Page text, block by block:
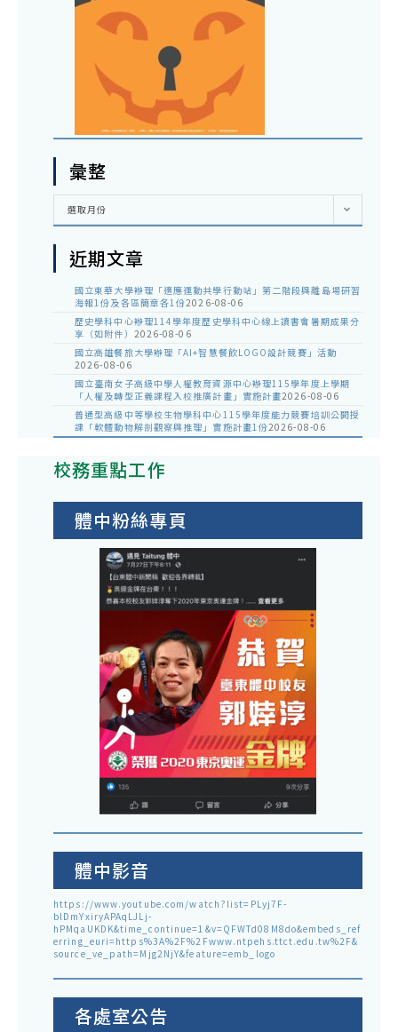
彙整
彙
選取月份
近期文章
國立東華大學辦理「適應運動共學行動站」第二階段與離島場研習
海報1份及各區簡章各1份2026-08-06
歷史學科中心辦理114學年度歷史學科中心線上讀書會暑期成果分
享（如附件） 2026-08-06
國立高雄餐旅大學辦理「AI+智慧餐飲LOGO設計競賽」活動
2026-08-06
國立臺南女子高級中學人權教育資源中心辦理115學年度上學期
「人權及轉型正義課程入校推廣計畫」實施計畫2026-08-06
普通型高級中等學校生物學科中心115學年度能力競賽培訓公開授
課「軟體動物解剖觀察與推理」實施計畫1份2026-08-06
校務重點工作
體中粉絲專頁
體中影音
https://www.youtube.com/watch?list=PLyj7F-
blDmYxiryAPAqLJLj-
hPMqaUKDK&time_continue=1&v=QFWTd08M8do&embeds_ref
erring_euri=https%3A%2F%2Fwww.ntpehs.ttct.edu.tw%2F&
source_ve_path=Mjg2NjY&feature=emb_logo
各處室公告